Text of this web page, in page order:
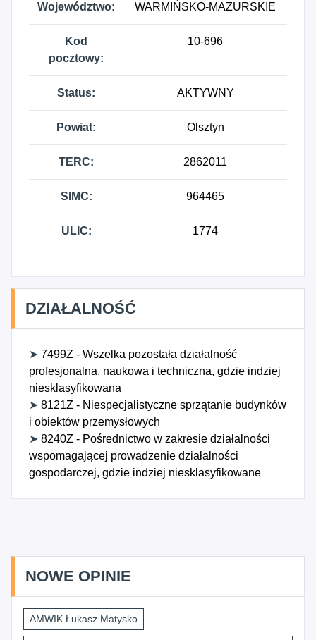
Województwo: WARMIŃSKO-MAZURSKIE
Kod
pocztowy:
10-696
Status: AKTYWNY
Powiat: Olsztyn
TERC: 2862011
SIMC: 964465
ULIC: 1774
DZIAŁALNOŚĆ
➤ 7499Z - Wszelka pozostała działalność
profesjonalna, naukowa i techniczna, gdzie indziej
niesklasyfikowana
➤ 8121Z - Niespecjalistyczne sprzątanie budynków
i obiektów przemysłowych
➤ 8240Z - Pośrednictwo w zakresie działalności
wspomagającej prowadzenie działalności
gospodarczej, gdzie indziej niesklasyfikowane
NOWE OPINIE
AMWIK Łukasz Matysko